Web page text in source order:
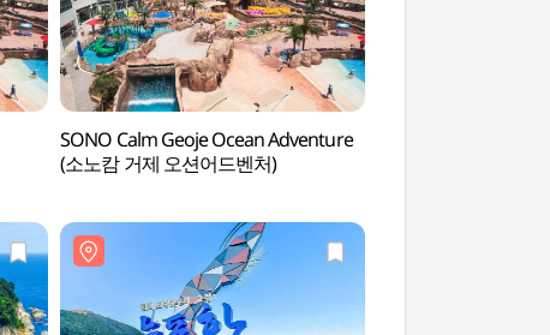
SONO Calm Geoje Ocean Adventure
(소노캄 거제 오션어드벤처)